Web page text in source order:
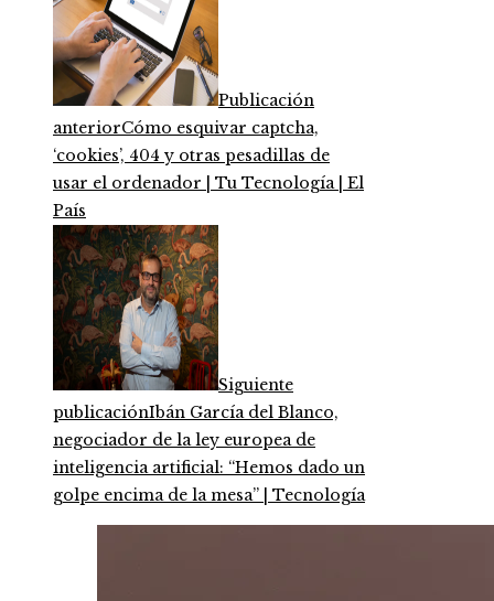
Publicación
anteriorCómo esquivar captcha,
‘cookies’, 404 y otras pesadillas de
usar el ordenador | Tu Tecnología | El
País
Siguiente
publicaciónIbán García del Blanco,
negociador de la ley europea de
inteligencia artificial: “Hemos dado un
golpe encima de la mesa” | Tecnología